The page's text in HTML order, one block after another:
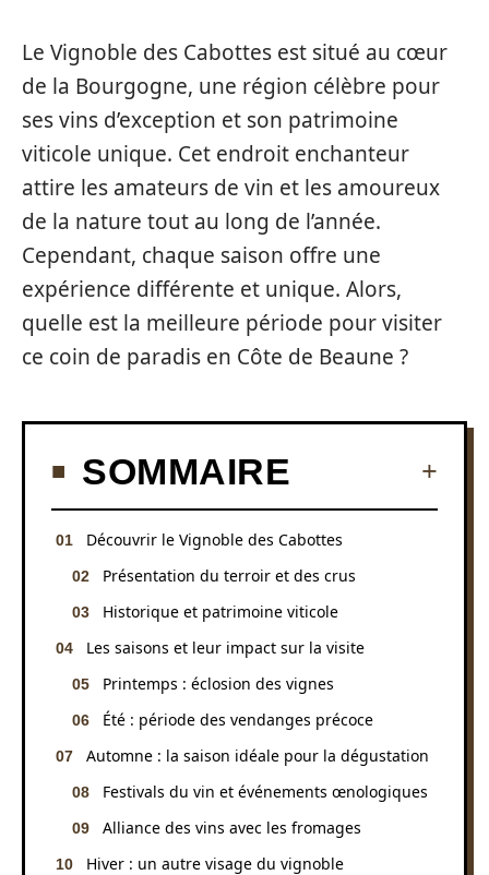
Le Vignoble des Cabottes est situé au cœur
de la Bourgogne, une région célèbre pour
ses vins d’exception et son patrimoine
viticole unique. Cet endroit enchanteur
attire les amateurs de vin et les amoureux
de la nature tout au long de l’année.
Cependant, chaque saison offre une
expérience différente et unique. Alors,
quelle est la meilleure période pour visiter
ce coin de paradis en Côte de Beaune ?
SOMMAIRE
Découvrir le Vignoble des Cabottes
Présentation du terroir et des crus
Historique et patrimoine viticole
Les saisons et leur impact sur la visite
Printemps : éclosion des vignes
Été : période des vendanges précoce
Automne : la saison idéale pour la dégustation
Festivals du vin et événements œnologiques
Alliance des vins avec les fromages
Hiver : un autre visage du vignoble